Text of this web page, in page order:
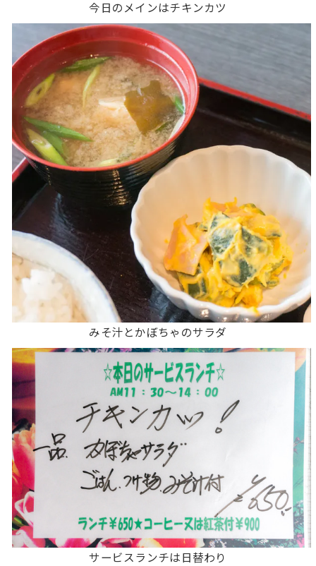
今日のメインはチキンカツ
みそ汁とかぼちゃのサラダ
サービスランチは日替わり